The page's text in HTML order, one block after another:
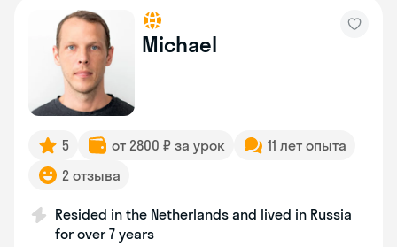
Michael
5 от 2800 ₽ за урок
11 лет опыта
2 отзыва
Resided in the Netherlands and lived in Russia
for over 7 years